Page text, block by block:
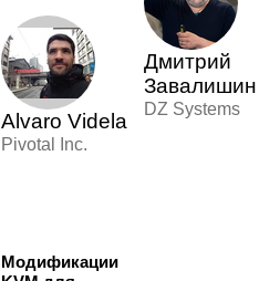
Alvaro Videla
Pivotal Inc.
Дмитрий
Завалишин
DZ Systems
Модификации